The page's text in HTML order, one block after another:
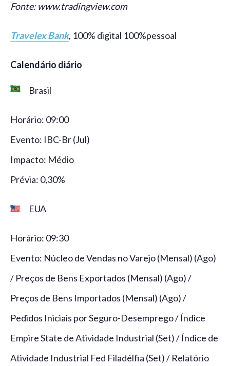
Fonte: www.tradingview.com
Travelex Bank, 100% digital 100%pessoal
Calendário diário
Brasil
Horário: 09:00
Evento: IBC-Br (Jul)
Impacto: Médio
Prévia: 0,30%
EUA
Horário: 09:30
Evento: Núcleo de Vendas no Varejo (Mensal) (Ago)
/ Preços de Bens Exportados (Mensal) (Ago) /
Preços de Bens Importados (Mensal) (Ago) /
Pedidos Iniciais por Seguro-Desemprego / Índice
Empire State de Atividade Industrial (Set) / Índice de
Atividade Industrial Fed Filadélfia (Set) / Relatório